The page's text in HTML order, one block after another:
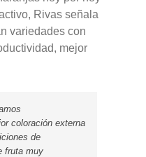
Rivas señala
variedades con
mejor
coloración externa
de
fruta muy